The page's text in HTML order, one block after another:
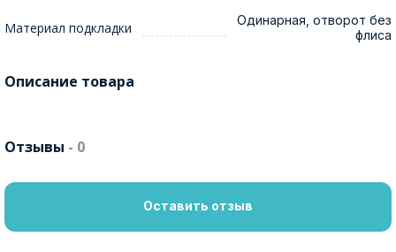
Материал подкладки
Одинарная, отворот без
флиса
Описание товара
Отзывы - 0
Оставить отзыв